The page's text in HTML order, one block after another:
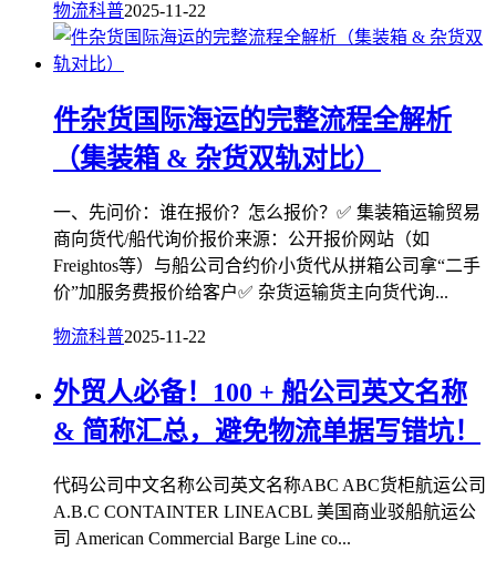
物流科普2025-11-22
件杂货国际海运的完整流程全解析
（集装箱 & 杂货双轨对比）
一、先问价：谁在报价？怎么报价？✅ 集装箱运输贸易
商向货代/船代询价报价来源：公开报价网站（如
Freightos等）与船公司合约价小货代从拼箱公司拿“二手
价”加服务费报价给客户✅ 杂货运输货主向货代询...
物流科普2025-11-22
外贸人必备！100 + 船公司英文名称
& 简称汇总，避免物流单据写错坑！
代码公司中文名称公司英文名称ABC ABC货柜航运公司
A.B.C CONTAINTER LINEACBL 美国商业驳船航运公
司 American Commercial Barge Line co...